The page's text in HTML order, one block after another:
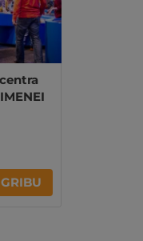
GRIBU